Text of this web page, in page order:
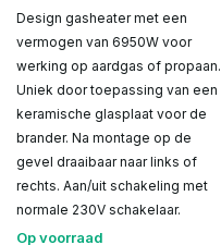
Design gasheater met een
vermogen van 6950W voor
werking op aardgas of propaan.
Uniek door toepassing van een
keramische glasplaat voor de
brander. Na montage op de
gevel draaibaar naar links of
rechts. Aan/uit schakeling met
normale 230V schakelaar.
Op voorraad